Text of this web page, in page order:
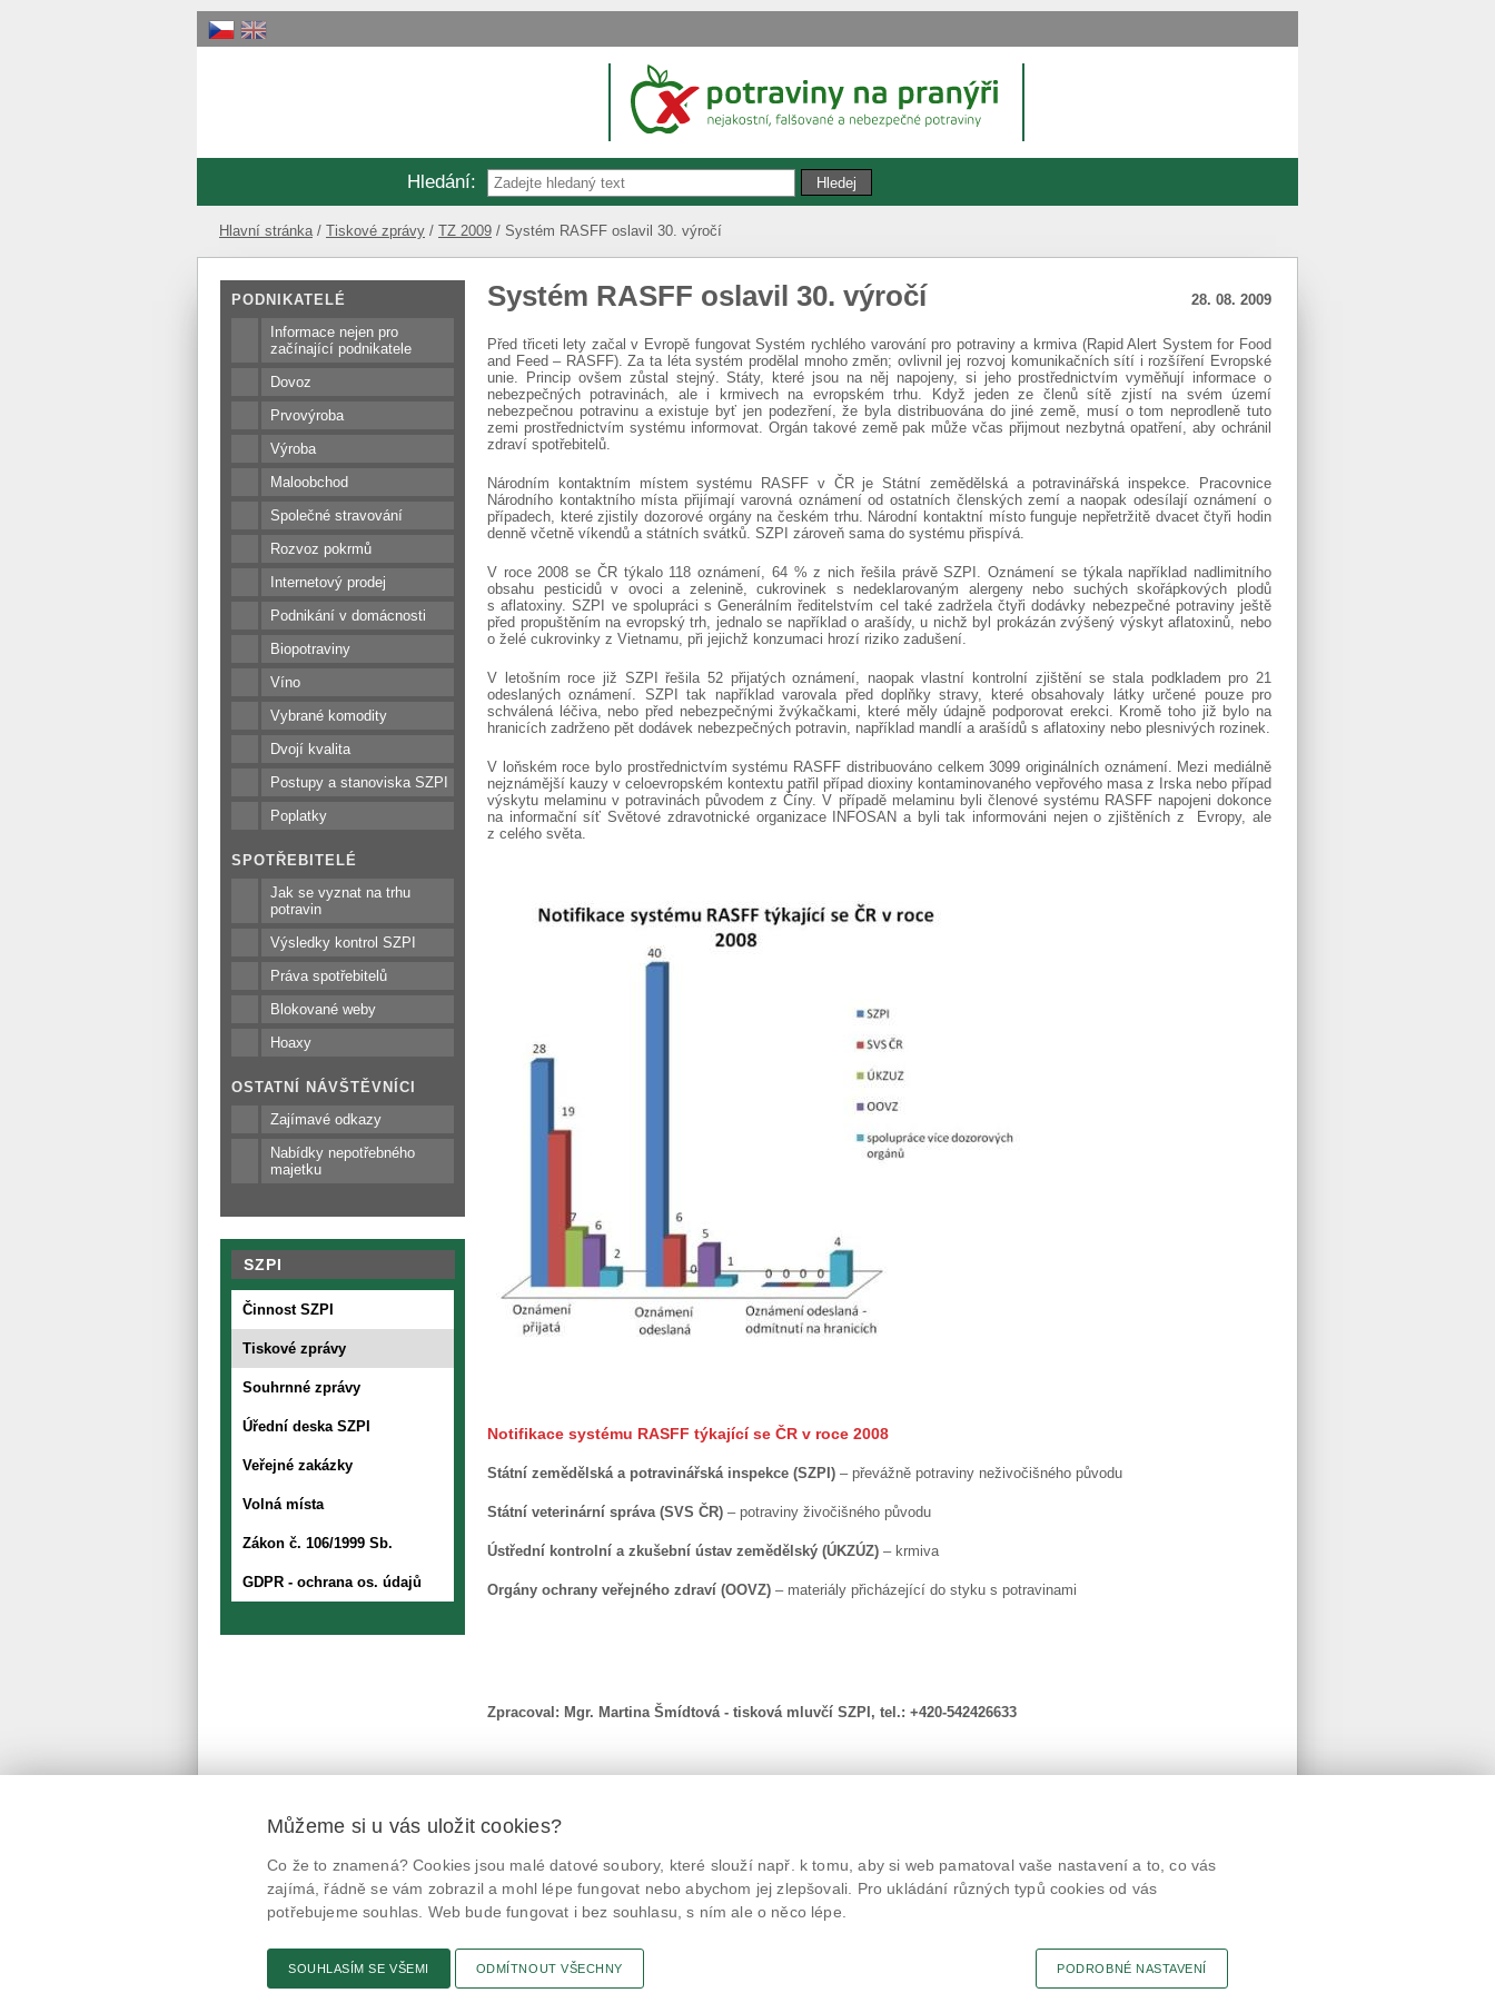
Hledání:
Hlavní stránka Tiskové zprávy TZ 2009 Systém RASFF oslavil 30. výročí
PODNIKATELÉ
Informace nejen pro
začínající podnikatele
Dovoz
Prvovýroba
Výroba
Maloobchod
Společné stravování
Rozvoz pokrmů
Internetový prodej
Podnikání v domácnosti
Biopotraviny
Víno
Vybrané komodity
Dvojí kvalita
Postupy a stanoviska SZPI
Poplatky
SPOTŘEBITELÉ
Jak se vyznat na trhu
potravin
Výsledky kontrol SZPI
Práva spotřebitelů
Blokované weby
Hoaxy
OSTATNÍ NÁVŠTĚVNÍCI
Zajímavé odkazy
Nabídky nepotřebného
majetku
SZPI
Činnost SZPI
Tiskové zprávy
Souhrnné zprávy
Úřední deska SZPI
Veřejné zakázky
Volná místa
Zákon č. 106/1999 Sb.
GDPR - ochrana os. údajů
Systém RASFF oslavil 30. výročí 28. 08. 2009
Před třiceti lety začal v Evropě fungovat Systém rychlého varování pro potraviny a krmiva (Rapid Alert System for Food
and Feed – RASFF). Za ta léta systém prodělal mnoho změn; ovlivnil jej rozvoj komunikačních sítí i rozšíření Evropské
unie. Princip ovšem zůstal stejný. Státy, které jsou na něj napojeny, si jeho prostřednictvím vyměňují informace o
nebezpečných potravinách, ale i krmivech na evropském trhu. Když jeden ze členů sítě zjistí na svém území
nebezpečnou potravinu a existuje byť jen podezření, že byla distribuována do jiné země, musí o tom neprodleně tuto
zemi prostřednictvím systému informovat. Orgán takové země pak může včas přijmout nezbytná opatření, aby ochránil
zdraví spotřebitelů.
Národním kontaktním místem systému RASFF v ČR je Státní zemědělská a potravinářská inspekce. Pracovnice
Národního kontaktního místa přijímají varovná oznámení od ostatních členských zemí a naopak odesílají oznámení o
případech, které zjistily dozorové orgány na českém trhu. Národní kontaktní místo funguje nepřetržitě dvacet čtyři hodin
denně včetně víkendů a státních svátků. SZPI zároveň sama do systému přispívá.
V roce 2008 se ČR týkalo 118 oznámení, 64 % z nich řešila právě SZPI. Oznámení se týkala například nadlimitního
obsahu pesticidů v ovoci a zelenině, cukrovinek s nedeklarovaným alergeny nebo suchých skořápkových plodů
s aflatoxiny. SZPI ve spolupráci s Generálním ředitelstvím cel také zadržela čtyři dodávky nebezpečné potraviny ještě
před propuštěním na evropský trh, jednalo se například o arašídy, u nichž byl prokázán zvýšený výskyt aflatoxinů, nebo
o želé cukrovinky z Vietnamu, při jejichž konzumaci hrozí riziko zadušení.
V letošním roce již SZPI řešila 52 přijatých oznámení, naopak vlastní kontrolní zjištění se stala podkladem pro 21
odeslaných oznámení. SZPI tak například varovala před doplňky stravy, které obsahovaly látky určené pouze pro
schválená léčiva, nebo před nebezpečnými žvýkačkami, které měly údajně podporovat erekci. Kromě toho již bylo na
hranicích zadrženo pět dodávek nebezpečných potravin, například mandlí a arašídů s aflatoxiny nebo plesnivých rozinek.
V loňském roce bylo prostřednictvím systému RASFF distribuováno celkem 3099 originálních oznámení. Mezi mediálně
nejznámější kauzy v celoevropském kontextu patřil případ dioxiny kontaminovaného vepřového masa z Irska nebo případ
výskytu melaminu v potravinách původem z Číny. V případě melaminu byli členové systému RASFF napojeni dokonce
na informační síť Světové zdravotnické organizace INFOSAN a byli tak informováni nejen o zjištěních z Evropy, ale
z celého světa.
Notifikace systému RASFF týkající se ČR v roce 2008
Státní zemědělská a potravinářská inspekce (SZPI) – převážně potraviny neživočišného původu
Státní veterinární správa (SVS ČR) – potraviny živočišného původu
Ústřední kontrolní a zkušební ústav zemědělský (ÚKZÚZ) – krmiva
Orgány ochrany veřejného zdraví (OOVZ) – materiály přicházející do styku s potravinami
Zpracoval: Mgr. Martina Šmídtová - tisková mluvčí SZPI, tel.: +420-542426633
@potravinynapranyri @NaPranyri
@SZPIjobs
© Státní zemědělská a potravinářská inspekce 2026.
Květná 15, 603 00 Brno, epodatelna
szpi.gov.cz
ID datové schránky: avraiqg
Prohlášení o přístupnosti
Připomínky
Tisk stránky
Můžeme si u vás uložit cookies?
Co že to znamená? Cookies jsou malé datové soubory, které slouží např. k tomu, aby si web pamatoval vaše nastavení a to, co vás
zajímá, řádně se vám zobrazil a mohl lépe fungovat nebo abychom jej zlepšovali. Pro ukládání různých typů cookies od vás
potřebujeme souhlas. Web bude fungovat i bez souhlasu, s ním ale o něco lépe.
SOUHLASÍM SE VŠEMI ODMÍTNOUT VŠECHNY PODROBNÉ NASTAVENÍ